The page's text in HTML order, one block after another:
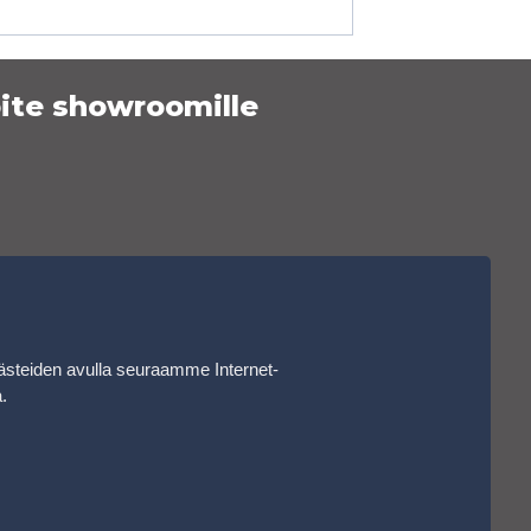
showroomille
avulla seuraamme Internet-
.